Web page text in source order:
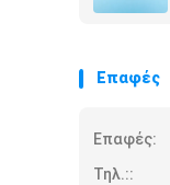
Επαφές
Επαφές:
Τηλ.::